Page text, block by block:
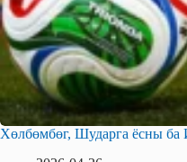
Хөлбөмбөг, Шударга ёсны